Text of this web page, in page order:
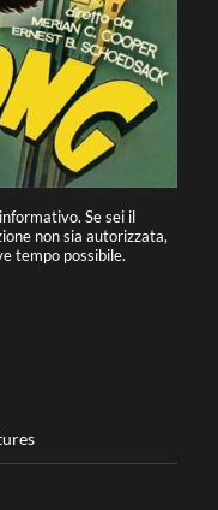
Se sei il
non sia autorizzata,
tempo possibile.